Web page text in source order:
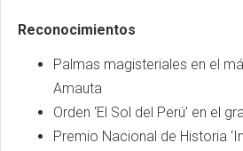
Reconocimientos
Palmas magisteriales en el
Amauta
Orden ‘El Sol del Perú’ en el
Premio Nacional de Historia